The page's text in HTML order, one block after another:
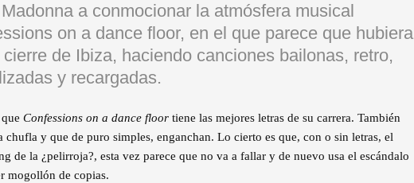
a conmocionar la atmósfera musical
on a dance floor, en el que parece que hubiera
de Ibiza, haciendo canciones bailonas, retro,
y recargadas.
Confessions on a dance floor tiene las mejores letras de su carrera. También
chufla y que de puro simples, enganchan. Lo cierto es que, con o sin letras, el
de la ¿pelirroja?, esta vez parece que no va a fallar y de nuevo usa el escándalo
mogollón de copias.